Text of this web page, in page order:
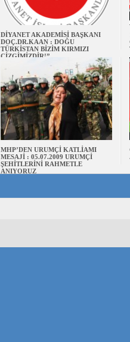
DİYANET AKADEMİSİ BAŞKANI
DOÇ.DR.KAAN : DOĞU
TÜRKİSTAN BİZİM KIRMIZI
ÇİZGİMİZDİR!”
MHP’DEN URUMÇİ KATLİAMI
MESAJİ : 05.07.2009 URUMÇİ
ŞEHİTLERİNİ RAHMETLE
ANIYORUZ